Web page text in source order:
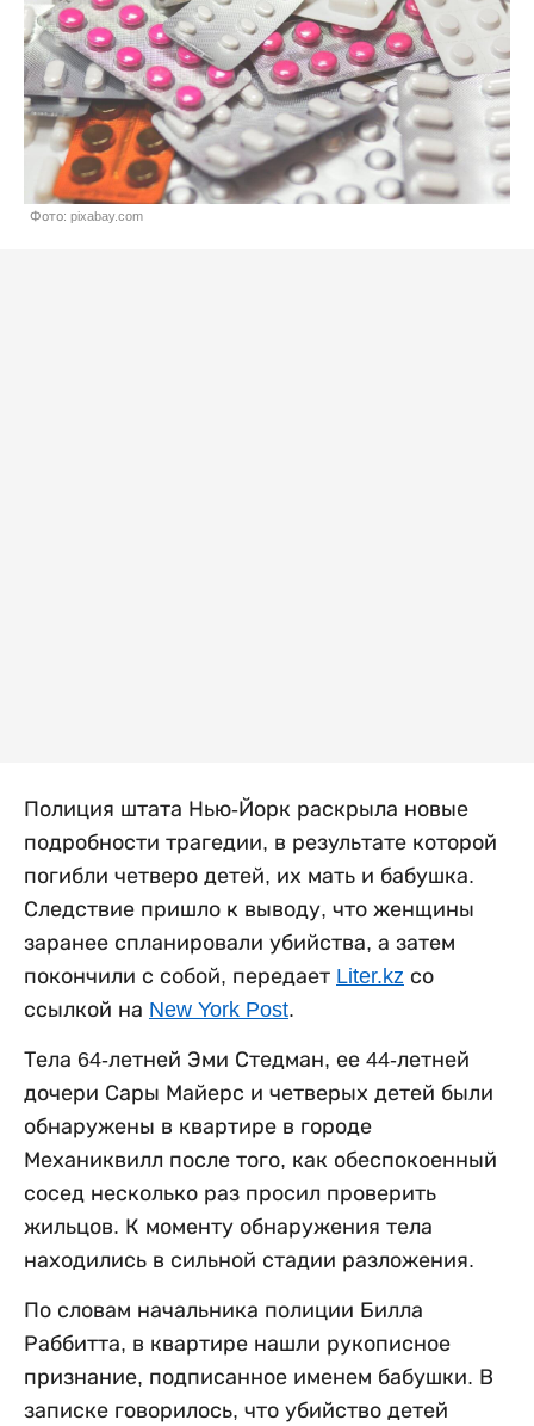
Фото: pixabay.com
Полиция штата Нью-Йорк раскрыла новые
подробности трагедии, в результате которой
погибли четверо детей, их мать и бабушка.
Следствие пришло к выводу, что женщины
заранее спланировали убийства, а затем
покончили с собой, передает Liter.kz со
ссылкой на New York Post.
Тела 64-летней Эми Стедман, ее 44-летней
дочери Сары Майерс и четверых детей были
обнаружены в квартире в городе
Механиквилл после того, как обеспокоенный
сосед несколько раз просил проверить
жильцов. К моменту обнаружения тела
находились в сильной стадии разложения.
По словам начальника полиции Билла
Раббитта, в квартире нашли рукописное
признание, подписанное именем бабушки. В
записке говорилось, что убийство детей